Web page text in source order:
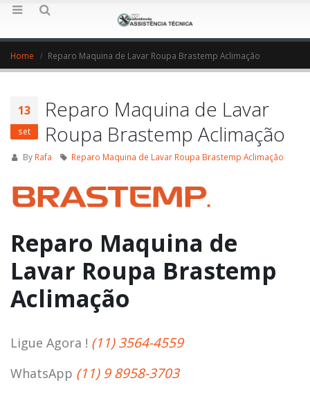
Home Reparo Maquina de Lavar Roupa Brastemp Aclimação
13
set
Reparo Maquina de Lavar
Roupa Brastemp Aclimação
By Rafa Reparo Maquina de Lavar Roupa Brastemp Aclimação
Reparo Maquina de
Lavar Roupa Brastemp
Aclimação
Ligue Agora ! (11) 3564-4559
WhatsApp (11) 9 8958-3703